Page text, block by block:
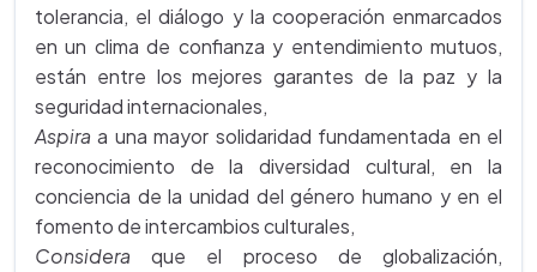
tolerancia, el diálogo y la cooperación enmarcados
en un clima de confianza y entendimiento mutuos,
están entre los mejores garantes de la paz y la
seguridad internacionales,
Aspira a una mayor solidaridad fundamentada en el
reconocimiento de la diversidad cultural, en la
conciencia de la unidad del género humano y en el
fomento de intercambios culturales,
Considera que el proceso de globalización,